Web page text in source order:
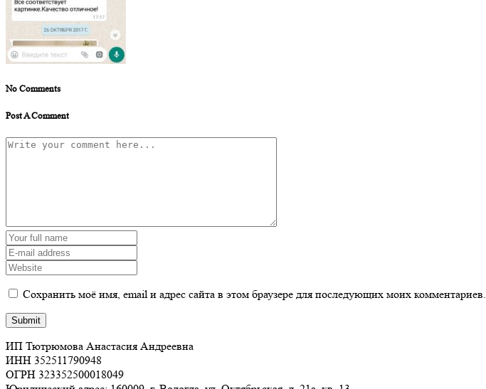
No Comments
Post A Comment
Сохранить моё имя, email и адрес сайта в этом браузере для последующих моих комментариев.
ИП Тютрюмова Анастасия Андреевна
ИНН 352511790948
ОГРН 323352500018049